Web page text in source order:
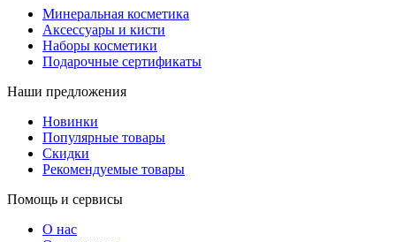
Минеральная косметика
Аксессуары и кисти
Наборы косметики
Подарочные сертификаты
Наши предложения
Новинки
Популярные товары
Скидки
Рекомендуемые товары
Помощь и сервисы
О нас